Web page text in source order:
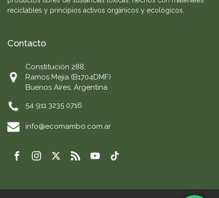
reciclables y principios activos orgánicos y ecológicos.
Contacto
Constitución 288,
Ramos Mejía (B1704DMF)
Buenos Aires, Argentina
54 911 3235 0716
info@ecomambo.com.ar